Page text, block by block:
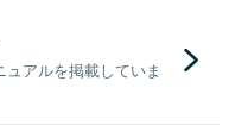
アルを掲載していま